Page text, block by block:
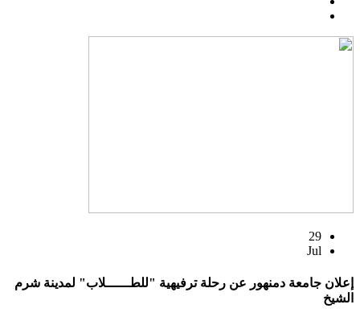
29
Jul
إعلان جامعة دمنهور عن رحلة ترفيهية "للطــــــلاب" لمدينة شرم
الشيخ